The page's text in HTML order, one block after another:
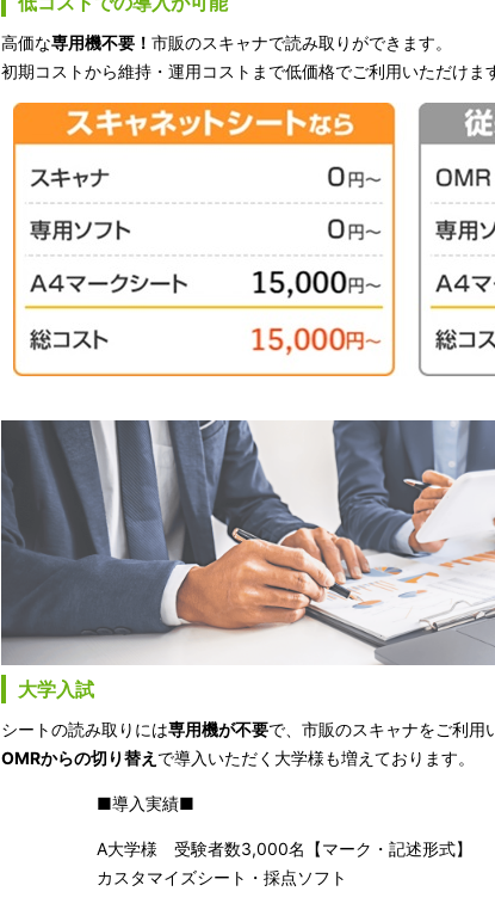
高価な専用機不要！ 市販のスキャナで読み取りができます。
初期コストから維持・運用コストまで低価格でご利用いただけま
大学入試
シートの読み取りには専用機が不要で、市販のスキャナをご利用
OMRからの切り替え で導入いただく大学様も増えております。
■導入実績■
A大学様 受験者数3,000名【マーク・記述形式】
カスタマイズシート・採点ソフト